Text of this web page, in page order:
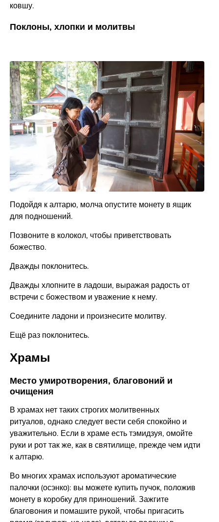
ковшу.
Поклоны, хлопки и молитвы
Подойдя к алтарю, молча опустите монету в ящик
для подношений.
Позвоните в колокол, чтобы приветствовать
божество.
Дважды поклонитесь.
Дважды хлопните в ладоши, выражая радость от
встречи с божеством и уважение к нему.
Соедините ладони и произнесите молитву.
Ещё раз поклонитесь.
Храмы
Место умиротворения, благовоний и
очищения
В храмах нет таких строгих молитвенных
ритуалов, однако следует вести себя спокойно и
уважительно. Если в храме есть тэмидзуя, омойте
руки и рот так же, как в святилище, прежде чем идти
к алтарю.
Во многих храмах используют ароматические
палочки (осэнко): вы можете купить пучок, положив
монету в коробку для приношений. Зажгите
благовония и помашите рукой, чтобы пригасить